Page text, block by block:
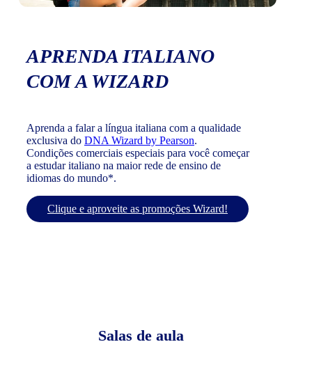
APRENDA ITALIANO
COM A WIZARD
Aprenda a falar a língua italiana com a qualidade
exclusiva do DNA Wizard by Pearson.
Condições comerciais especiais para você começar
a estudar italiano na maior rede de ensino de
idiomas do mundo*.
Clique e aproveite as promoções Wizard!
Salas de aula